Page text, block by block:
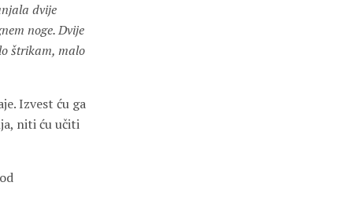
dvije
noge. Dvije
štrikam, malo
Izvest ću ga
niti ću učiti